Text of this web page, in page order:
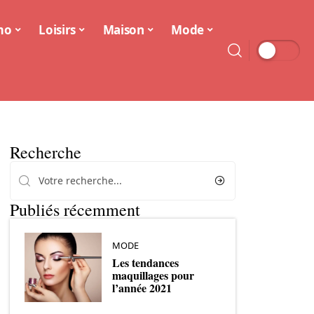
Loisirs Maison Mode
Recherche
Publiés récemment
MODE
Les tendances
maquillages pour
l’année 2021